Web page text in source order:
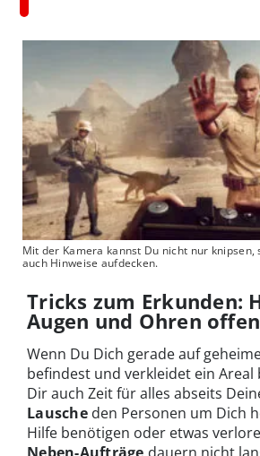
Mit der Kamera kannst Du nicht nur knipsen,
auch Hinweise aufdecken.
Tricks zum Erkunden:
Augen und Ohren offen
Wenn Du Dich gerade auf
befindest und verkleidet ein Areal
Dir auch Zeit für alles abseits
Lauscheden Personen um Dich
Hilfe benötigen oder etwas